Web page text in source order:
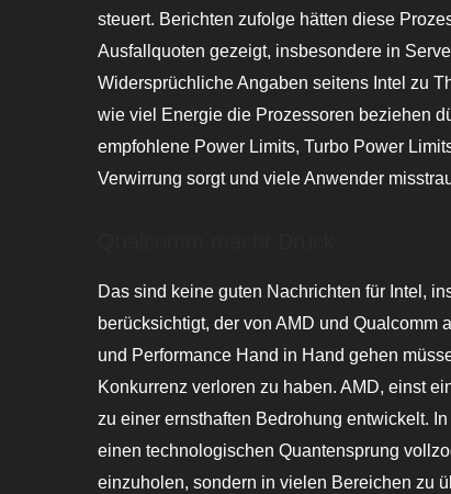
steuert. Berichten zufolge hätten diese
Ausfallquoten gezeigt, insbesondere in
Widersprüchliche Angaben seitens Intel zu
wie viel Energie die Prozessoren beziehen
empfohlene Power Limits, Turbo Power
Verwirrung sorgt und viele Anwender
Das sind keine guten Nachrichten für Intel,
berücksichtigt, der von AMD und Qualcomm
und Performance Hand in Hand gehen
Konkurrenz verloren zu haben. AMD, einst
zu einer ernsthaften Bedrohung entwickelt.
einen technologischen Quantensprung
einzuholen, sondern in vielen Bereichen zu